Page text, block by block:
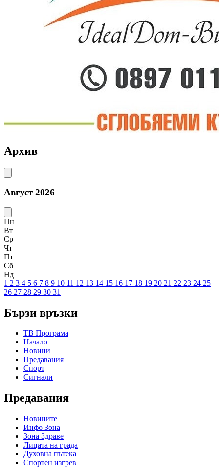
Архив
Август 2026
Пн
Вт
Ср
Чт
Пт
Сб
Нд
1 2 3 4 5 6 7 8 9 10 11 12 13 14 15 16 17 18 19 20 21 22 23 24 25
26 27 28 29 30 31
Бързи връзки
ТВ Програма
Начало
Новини
Предавания
Спорт
Сигнали
Предавания
Новините
Инфо Зона
Зона Здраве
Лицата на града
Духовна пътека
Спортен изгрев